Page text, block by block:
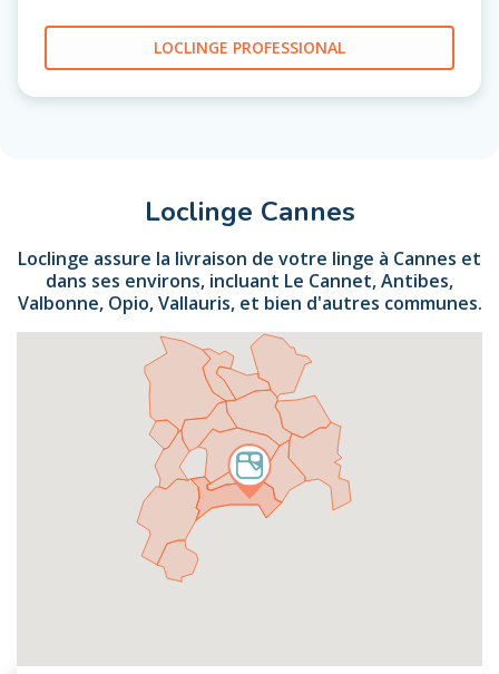
LOCLINGE PROFESSIONAL
Loclinge Cannes
Loclinge assure la livraison de votre linge à Cannes et
dans ses environs, incluant Le Cannet, Antibes,
Valbonne, Opio, Vallauris, et bien d'autres communes.